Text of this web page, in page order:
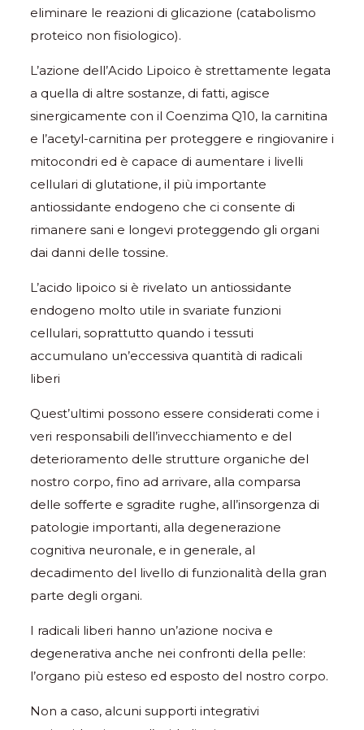
eliminare le reazioni di glicazione (catabolismo
proteico non fisiologico).
L’azione dell’Acido Lipoico è strettamente legata
a quella di altre sostanze, di fatti, agisce
sinergicamente con il Coenzima Q10, la carnitina
e l’acetyl-carnitina per proteggere e ringiovanire i
mitocondri ed è capace di aumentare i livelli
cellulari di glutatione, il più importante
antiossidante endogeno che ci consente di
rimanere sani e longevi proteggendo gli organi
dai danni delle tossine.
L’acido lipoico si è rivelato un antiossidante
endogeno molto utile in svariate funzioni
cellulari, soprattutto quando i tessuti
accumulano un’eccessiva quantità di radicali
liberi
Quest’ultimi possono essere considerati come i
veri responsabili dell’invecchiamento e del
deterioramento delle strutture organiche del
nostro corpo, fino ad arrivare, alla comparsa
delle sofferte e sgradite rughe, all’insorgenza di
patologie importanti, alla degenerazione
cognitiva neuronale, e in generale, al
decadimento del livello di funzionalità della gran
parte degli organi.
I radicali liberi hanno un’azione nociva e
degenerativa anche nei confronti della pelle:
l’organo più esteso ed esposto del nostro corpo.
Non a caso, alcuni supporti integrativi